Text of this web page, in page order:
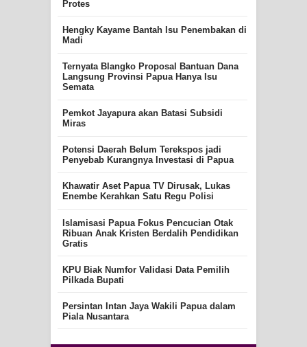
Protes
Hengky Kayame Bantah Isu Penembakan di
Madi
Ternyata Blangko Proposal Bantuan Dana
Langsung Provinsi Papua Hanya Isu
Semata
Pemkot Jayapura akan Batasi Subsidi
Miras
Potensi Daerah Belum Terekspos jadi
Penyebab Kurangnya Investasi di Papua
Khawatir Aset Papua TV Dirusak, Lukas
Enembe Kerahkan Satu Regu Polisi
Islamisasi Papua Fokus Pencucian Otak
Ribuan Anak Kristen Berdalih Pendidikan
Gratis
KPU Biak Numfor Validasi Data Pemilih
Pilkada Bupati
Persintan Intan Jaya Wakili Papua dalam
Piala Nusantara